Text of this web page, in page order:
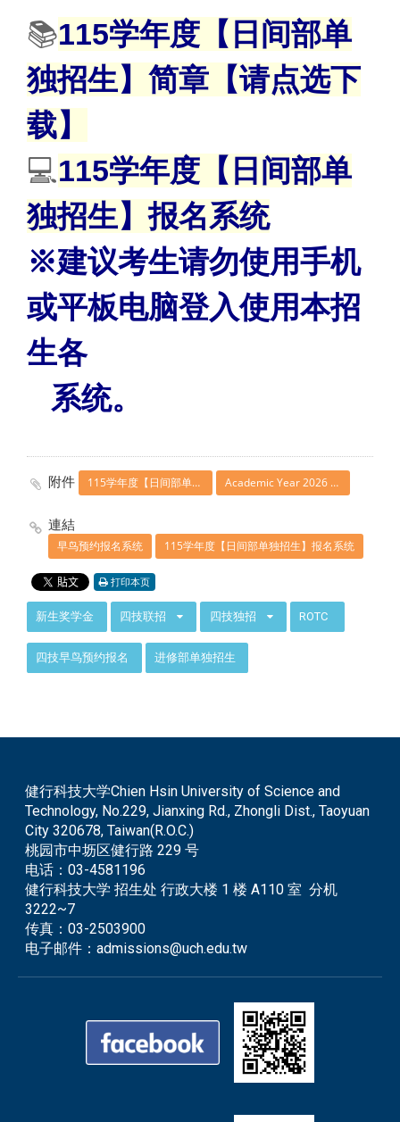
📚115学年度【日间部单
独招生】简章 【请点选下
载】
💻115学年度【日间部单
独招生】报名系统
※建议考生请勿使用手机
或平板电脑登入使用本招
生各
系统。
附件 115学年度【日间部单独招生】简章【请点选下载】 Academic Year 2026 (ROC Year 115) Daytime Division Special Admissions Brochure — Click to Download
連結
早鸟预约报名系统 115学年度【日间部单独招生】报名系统
打印本页
新生奖学金 四技联招 四技独招 ROTC
四技早鸟预约报名 进修部单独招生
健行科技大学Chien Hsin University of Science and
Technology, No.229, Jianxing Rd., Zhongli Dist., Taoyuan
City 320678, Taiwan(R.O.C.)
桃园市中坜区健行路 229 号
电话：03-4581196
健行科技大学 招生处 行政大楼 1 楼 A110 室 分机
3222~7
传真：03-2503900
电子邮件：admissions@uch.edu.tw